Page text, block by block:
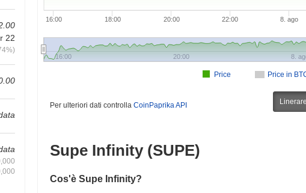
22
Price in
Price
16:00 18:00 20:00 22:00 8. ago
16:00 20:00 8.
Per ulteriori dati controlla CoinPaprika API Linerare
Supe Infinity (SUPE)
Cos'è Supe Infinity?